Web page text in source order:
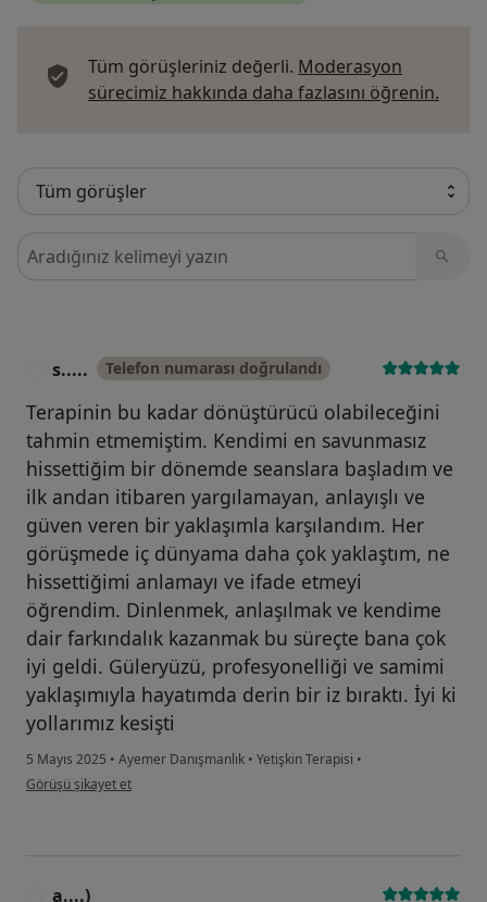
Tüm görüşleriniz değerli. Moderasyon
sürecimiz hakkında daha fazlasını öğrenin.
Görüşler içerisinde ara
s..... Telefon numarası doğrulandı
Terapinin bu kadar dönüştürücü olabileceğini
tahmin etmemiştim. Kendimi en savunmasız
hissettiğim bir dönemde seanslara başladım ve
ilk andan itibaren yargılamayan, anlayışlı ve
güven veren bir yaklaşımla karşılandım. Her
görüşmede iç dünyama daha çok yaklaştım, ne
hissettiğimi anlamayı ve ifade etmeyi
öğrendim. Dinlenmek, anlaşılmak ve kendime
dair farkındalık kazanmak bu süreçte bana çok
iyi geldi. Güleryüzü, profesyonelliği ve samimi
yaklaşımıyla hayatımda derin bir iz bıraktı. İyi ki
yollarımız kesişti
5 Mayıs 2025 • Ayemer Danışmanlık • Yetişkin Terapisi •
kullanıcının görüşüne göre s.....
Görüşü şikayet et
a....)